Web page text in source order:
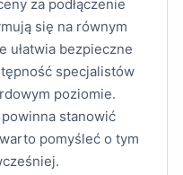
za podłączenie
się na równym
ułatwia bezpieczne
specjalistów
poziomie.
stanowić
pomyśleć o tym